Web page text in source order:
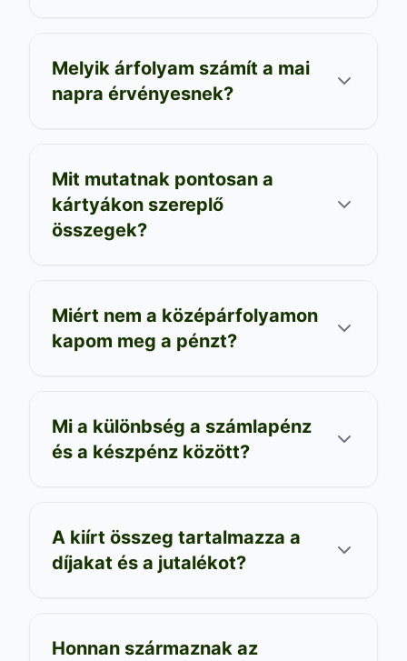
Melyik árfolyam számít a mai
napra érvényesnek?
Mit mutatnak pontosan a
kártyákon szereplő
összegek?
Miért nem a középárfolyamon
kapom meg a pénzt?
Mi a különbség a számlapénz
és a készpénz között?
A kiírt összeg tartalmazza a
díjakat és a jutalékot?
Honnan származnak az